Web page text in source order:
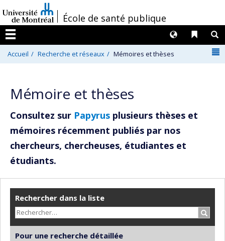
au
contenu
/École de santé publique
Menu
Liens
Langues
Accueil Recherche et réseaux Mémoires et thèses
Mémoire et thèses
Consultez sur Papyrus plusieurs thèses et
mémoires récemment publiés par nos
chercheurs, chercheuses, étudiantes et
étudiants.
Rechercher dans la liste
Pour une recherche détaillée